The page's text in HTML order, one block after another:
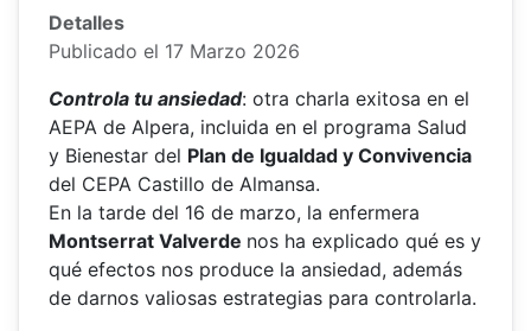
Detalles
Publicado el 17 Marzo 2026
Controla tu ansiedad: otra charla exitosa en el
AEPA de Alpera, incluida en el programa Salud
y Bienestar del Plan de Igualdad y Convivencia
del CEPA Castillo de Almansa.
En la tarde del 16 de marzo, la enfermera
Montserrat Valverde nos ha explicado qué es y
qué efectos nos produce la ansiedad, además
de darnos valiosas estrategias para controlarla.